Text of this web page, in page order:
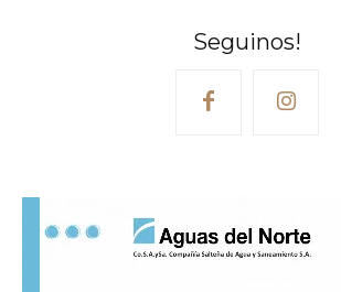
Seguinos!